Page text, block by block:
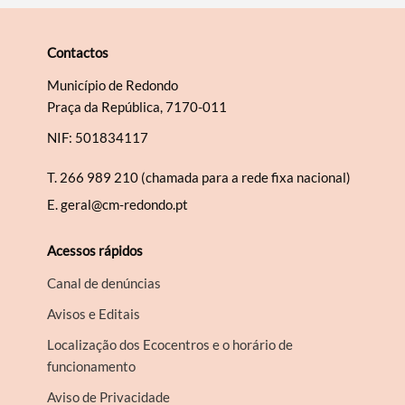
Contactos
Município de Redondo
Praça da República, 7170-011
NIF: 501834117
T. 266 989 210 (chamada para a rede fixa nacional)
E.geral@cm-redondo.pt
Acessos rápidos
Canal de denúncias
Avisos e Editais
Localização dos Ecocentros e o horário de
funcionamento
Aviso de Privacidade